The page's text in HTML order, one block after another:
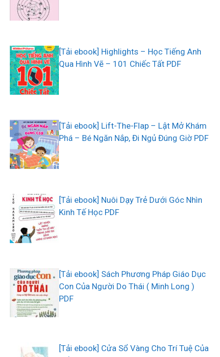
[Tải ebook] Highlights – Học Tiếng Anh
Qua Hình Vẽ – 101 Chiếc Tất PDF
[Tải ebook] Lift-The-Flap – Lật Mở Khám
Phá – Bé Ngăn Nắp, Đi Ngủ Đúng Giờ PDF
[Tải ebook] Nuôi Dạy Trẻ Dưới Góc Nhìn
Kinh Tế Học PDF
[Tải ebook] Sách Phương Pháp Giáo Dục
Con Của Người Do Thái ( Minh Long )
PDF
[Tải ebook] Cửa Sổ Vàng Cho Trí Tuệ Của